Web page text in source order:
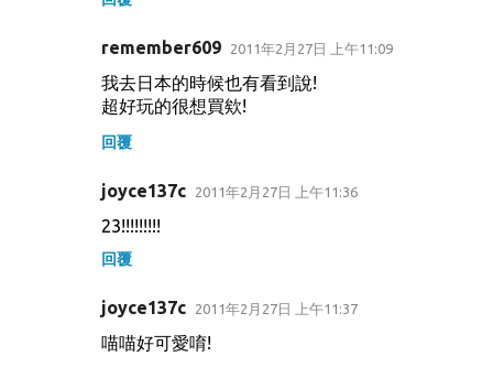
remember609 2011年2月27日 上午11:09
我去日本的時候也有看到說!
超好玩的很想買欸!
回覆
joyce137c 2011年2月27日 上午11:36
23!!!!!!!!!
回覆
joyce137c 2011年2月27日 上午11:37
喵喵好可愛唷!